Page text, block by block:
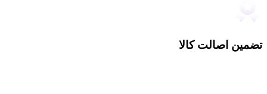
تضمین اصالت کالا